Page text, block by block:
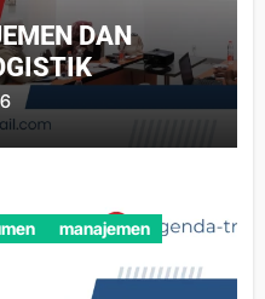
DAN
manajemen